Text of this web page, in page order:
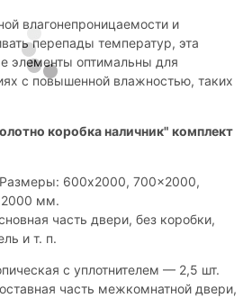
влагонепроницаемости и
перепады температур, эта
элементы оптимальны для
с повышенной влажностью, таких
коробка наличник" комплект
600x2000, 700x2000,
мм.
часть двери, без коробки,
и т. п.
с уплотнителем — 2,5 шт.
часть межкомнатной двери,